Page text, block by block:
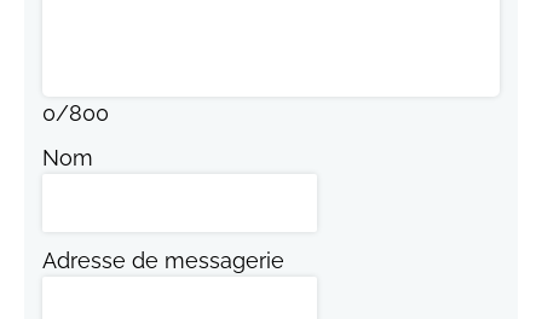
0/800
Nom
Adresse de messagerie